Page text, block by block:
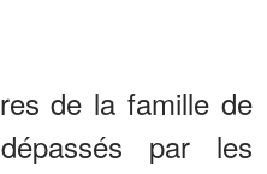
de la famille de
par les